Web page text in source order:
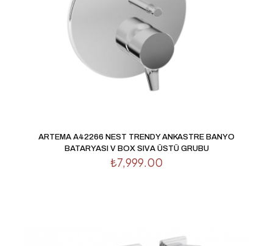
ARTEMA A42266 NEST TRENDY ANKASTRE BANYO
BATARYASI V BOX SIVA ÜSTÜ GRUBU
₺7,999.00